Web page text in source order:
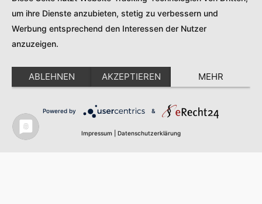
die Details durch und stimmen Sie der Nutzung des
Service zu, um diese Karte anzuzeigen.
Akzeptieren
Platform
um ihre Dienste anzubieten, stetig zu verbessern und
Werbung entsprechend den Interessen der Nutzer
anzuzeigen.
ABLEHNEN AKZEPTIEREN MEHR
Powered by &
Impressum Datenschutzerklärung